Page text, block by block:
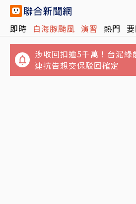
即時 白海豚颱風 演習 熱門
涉收回扣逾5千萬！台泥
連抗告想交保駁回確定